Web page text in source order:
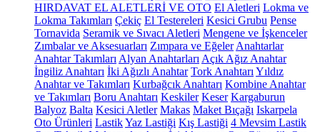
HIRDAVAT EL ALETLERİ VE OTO El Aletleri Lokma ve
Lokma Takımları Çekiç El Testereleri Kesici Grubu Pense
Tornavida Seramik ve Sıvacı Aletleri Mengene ve İşkenceler
Zımbalar ve Aksesuarları Zımpara ve Eğeler Anahtarlar
Anahtar Takımları Alyan Anahtarları Açık Ağız Anahtar
İngiliz Anahtarı İki Ağızlı Anahtar Tork Anahtarı Yıldız
Anahtar ve Takımları Kurbağcık Anahtarı Kombine Anahtar
ve Takımları Boru Anahtarı Keskiler Keser Kargaburun
Balyoz Balta Kesici Aletler Makas Maket Bıçağı Iskarpela
Oto Ürünleri LastikYaz Lastiği Kış Lastiği 4 Mevsim Lastik